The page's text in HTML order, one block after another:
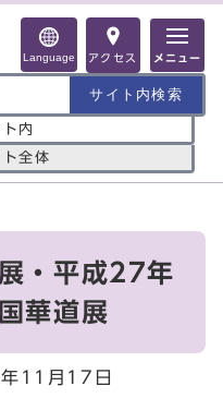
Language アクセス メニュー
内
全体
・平成27年
華道展
11月17日